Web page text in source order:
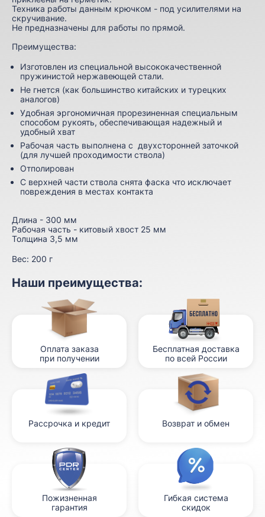
Техника работы данным крючком - под усилителями на
скручивание.
Не предназначены для работы по прямой.
Преимущества:
Изготовлен из специальной высококачественной
пружинистой нержавеющей стали.
Не гнется (как большинство китайских и турецких
аналогов)
Удобная эргономичная прорезиненная специальным
способом рукоять, обеспечивающая надежный и
удобный хват
Рабочая часть выполнена с двухсторонней заточкой
(для лучшей проходимости ствола)
Отполирован
С верхней части ствола снята фаска что исключает
повреждения в местах контакта
Длина - 300 мм
Рабочая часть - китовый хвост 25 мм
Толщина 3,5 мм
Вес: 200 г
Наши преимущества:
Оплата заказа
при получении
Бесплатная доставка
по всей России
Рассрочка и кредит Возврат и обмен
Пожизненная
гарантия
Гибкая система
скидок